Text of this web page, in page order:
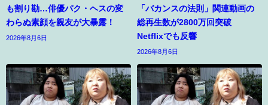
も割り勘…俳優パク・ヘスの変
わらぬ素顔を親友が大暴露！
2026年8月6日
「バカンスの法則」関連動画の
総再生数が2800万回突破
Netflixでも反響
2026年8月6日